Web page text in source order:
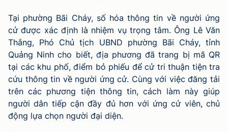
Tại phường Bãi Cháy, số hóa thông tin về người ứng
cử được xác định là nhiệm vụ trọng tâm. Ông Lê Văn
Thắng, Phó Chủ tịch UBND phường Bãi Cháy, tỉnh
Quảng Ninh cho biết, địa phương đã trang bị mã QR
tại các khu phố, điểm bỏ phiếu để cử tri thuận tiện tra
cứu thông tin về người ứng cử. Cùng với việc đăng tải
trên các phương tiện thông tin, cách làm này giúp
người dân tiếp cận đầy đủ hơn với ứng cử viên, chủ
động lựa chọn người đại diện.